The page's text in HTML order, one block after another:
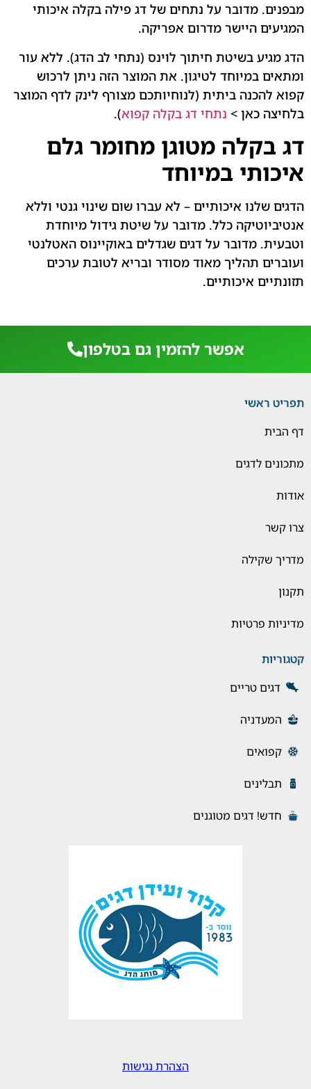
מבפנים. מדובר על נתחים של דג פילה בקלה איכותי
המגיעים היישר מדרום אפריקה.
הדג מגיע בשיטת חיתוך לוינס (נתחי לב הדג). ללא עור
ומתאים במיוחד לטיגון. את המוצר הזה ניתן לרכוש
קפוא להכנה ביתית (לנוחיותכם מצורף לינק לדף המוצר
בלחיצה כאן > נתחי דג בקלה קפוא).
דג בקלה מטוגן מחומר גלם
איכותי במיוחד
הדגים שלנו איכותיים – לא עברו שום שינוי גנטי וללא
אנטיביוטיקה כלל. מדובר על שיטת גידול מיוחדת
וטבעית. מדובר על דגים שגדלים באוקיינוס האטלנטי
ועוברים תהליך מאוד מסודר ובריא לטובת ערכים
תזונתיים איכותיים.
אפשר להזמין גם בטלפון
תפריט ראשי
דף הבית
מתכונים לדגים
אודות
צרו קשר
מדריך שקילה
תקנון
מדיניות פרטיות
קטגוריות
דגים טריים
המעדניה
קפואים
תבלינים
חדש! דגים מטוגנים
הצהרת נגישות